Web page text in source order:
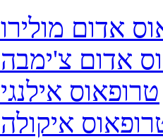
אדום מולירו
אדום צ'ימבה
טרופאוס אילנגי
איקולה